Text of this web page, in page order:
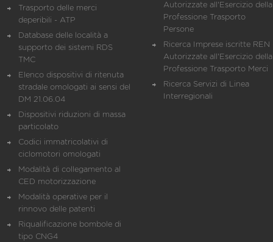
Trasporto delle merci
deperibili - ATP
Database delle località a
supporto dei sistemi RDS
TMC
Elenco dispositivi di ritenuta
stradale omologati ai sensi del
DM 21.06.04
Dispositivi riduzioni di massa
particolato
Codici immatricolativi di
ciclomotori omologati
Modalità di collegamento al
CED motorizzazione
Modalità operative per il
rinnovo delle patenti
Riqualificazione bombole di
tipo CNG4
Autorizzate all'Esercizio della
Professione Trasporto
Persone
Ricerca Imprese iscritte REN
Autorizzate all'Esercizio della
Professione Trasporto Merci
Ricerca Servizi di Linea
Interregionali